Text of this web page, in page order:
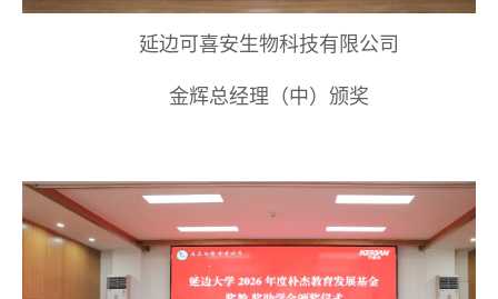
延边可喜安生物科技有限公司
金辉总经理（中）颁奖